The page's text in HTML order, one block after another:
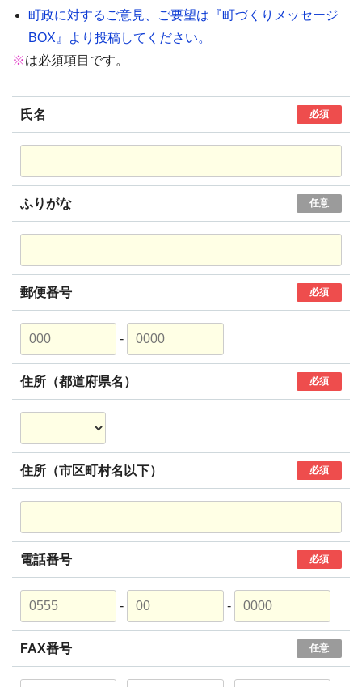
町政に対するご意見、ご要望は『町づくりメッセージ
BOX』より投稿してください。
※は必須項目です。
氏名 必須
ふりがな 任意
郵便番号 必須
-
住所（都道府県名） 必須
住所（市区町村名以下） 必須
電話番号 必須
- -
FAX番号 任意